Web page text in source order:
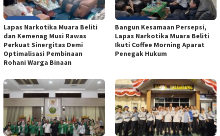
Lapas Narkotika Muara Beliti
dan Kemenag Musi Rawas
Perkuat Sinergitas Demi
Optimalisasi Pembinaan
Rohani Warga Binaan
Bangun Kesamaan Persepsi,
Lapas Narkotika Muara Beliti
Ikuti Coffee Morning Aparat
Penegak Hukum